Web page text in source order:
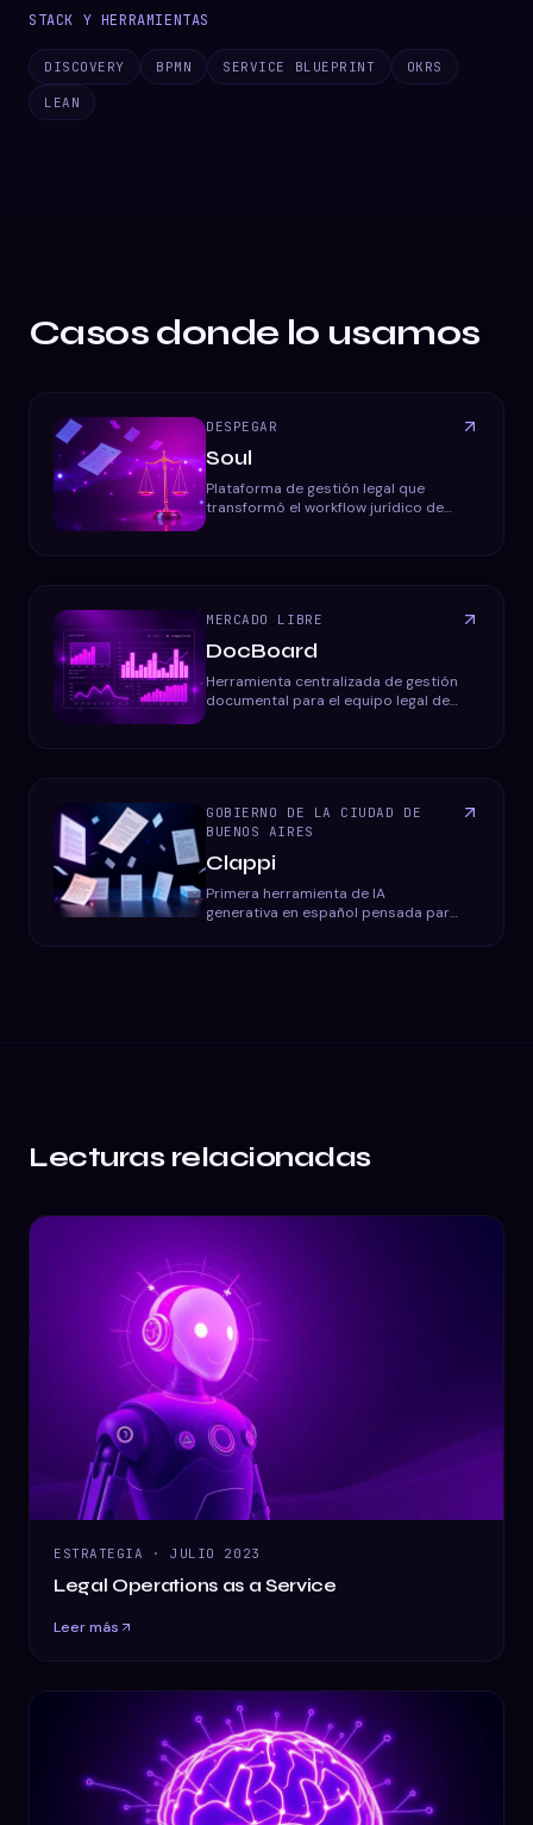
STACK Y HERRAMIENTAS
DISCOVERY BPMN SERVICE BLUEPRINT OKRS
LEAN
Casos donde lo usamos
DESPEGAR
Soul
Plataforma de gestión legal que
transformó el workflow jurídico de
MERCADO LIBRE
DocBoard
Herramienta centralizada de gestión
documental para el equipo legal de
GOBIERNO DE LA CIUDAD DE
BUENOS AIRES
Clappi
Primera herramienta de IA
generativa en español pensada para
lenguaje claro y accesible para el
Lecturas relacionadas
ESTRATEGIA ·JULIO 2023
Legal Operations as a Service
Leer más